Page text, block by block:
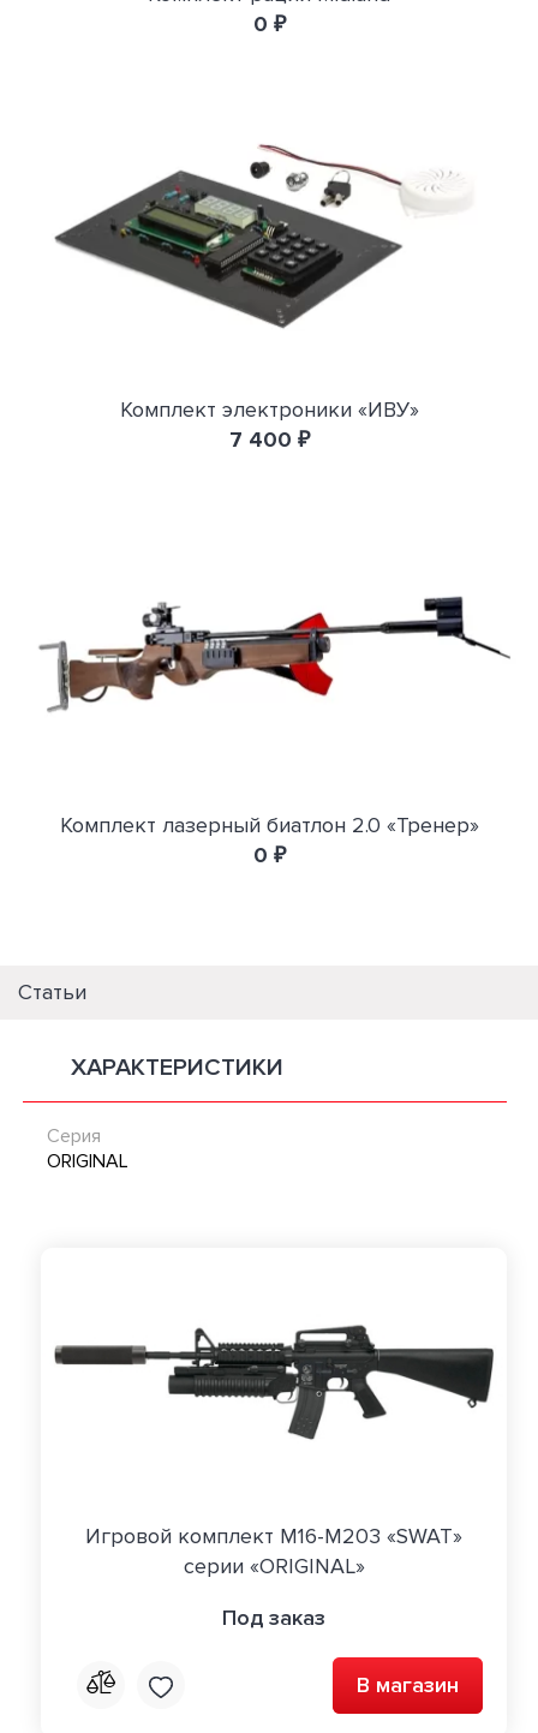
0 ₽
Комплект электроники «ИВУ»
7 400 ₽
Комплект лазерный биатлон 2.0 «Тренер»
0 ₽
Статьи
ХАРАКТЕРИСТИКИ
Серия
ORIGINAL
Игровой комплект M16-M203 «SWAT»
серии «ORIGINAL»
Под заказ
В магазин